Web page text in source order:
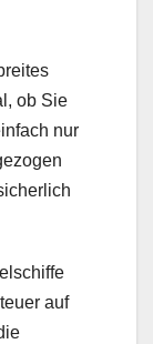
ob Sie
nur
auf